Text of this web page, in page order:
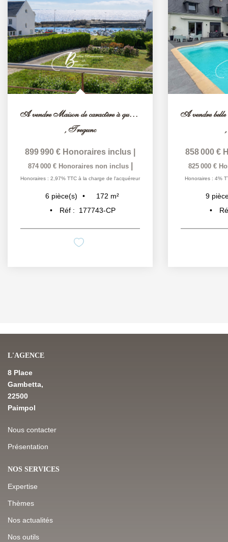
A vendre Maison de caractère à quelques pas de la mer...
,Tregunc
899 990 € Honoraires inclus
874 000 € Honoraires non inclus
Honoraires : 2,97% TTC à la charge de l'acquéreur
6 pièce(s) 172 m²
Réf :
177743-CP
858 000 €
825 000 €
Honoraires : 4%
9
L'AGENCE
8 Place
Gambetta,
22500
Paimpol
Nous contacter
Présentation
NOS SERVICES
Expertise
Thèmes
Nos actualités
Nos outils